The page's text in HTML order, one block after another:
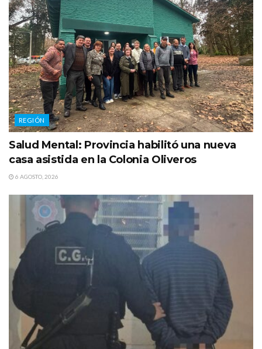
REGIÓN
Salud Mental: Provincia habilitó una nueva
casa asistida en la Colonia Oliveros
6 AGOSTO, 2026